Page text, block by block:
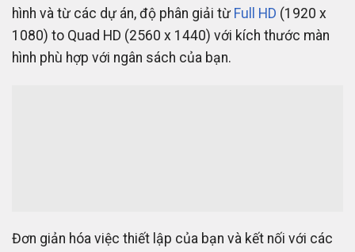
hình và từ các dự án, độ phân giải từ Full HD (1920 x
1080) to Quad HD (2560 x 1440) với kích thước màn
hình phù hợp với ngân sách của bạn.
Đơn giản hóa việc thiết lập của bạn và kết nối với các